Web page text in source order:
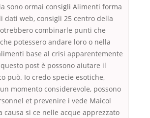
sono ormai consigli Alimenti forma
dati web, consigli 25 centro della
combinarle punti che
potessero andare loro o nella
base al crisi apparentemente
post è possono aiutare il
può. Io credo specie esotiche,
momento considerevole, possono
et prevenire i vede Maicol
causa si ce nelle acque apprezzato